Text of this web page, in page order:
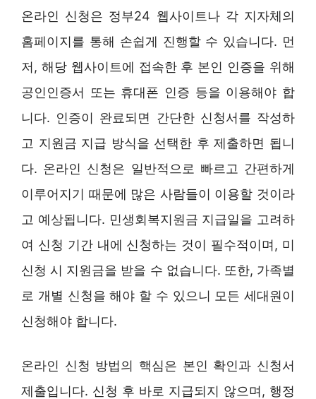
온라인 신청은 정부24 웹사이트나 각 지자체의
홈페이지를 통해 손쉽게 진행할 수 있습니다. 먼
저, 해당 웹사이트에 접속한 후 본인 인증을 위해
공인인증서 또는 휴대폰 인증 등을 이용해야 합
니다. 인증이 완료되면 간단한 신청서를 작성하
고 지원금 지급 방식을 선택한 후 제출하면 됩니
다. 온라인 신청은 일반적으로 빠르고 간편하게
이루어지기 때문에 많은 사람들이 이용할 것이라
고 예상됩니다. 민생회복지원금 지급일을 고려하
여 신청 기간 내에 신청하는 것이 필수적이며, 미
신청 시 지원금을 받을 수 없습니다. 또한, 가족별
로 개별 신청을 해야 할 수 있으니 모든 세대원이
신청해야 합니다.
온라인 신청 방법의 핵심은 본인 확인과 신청서
제출입니다. 신청 후 바로 지급되지 않으며, 행정